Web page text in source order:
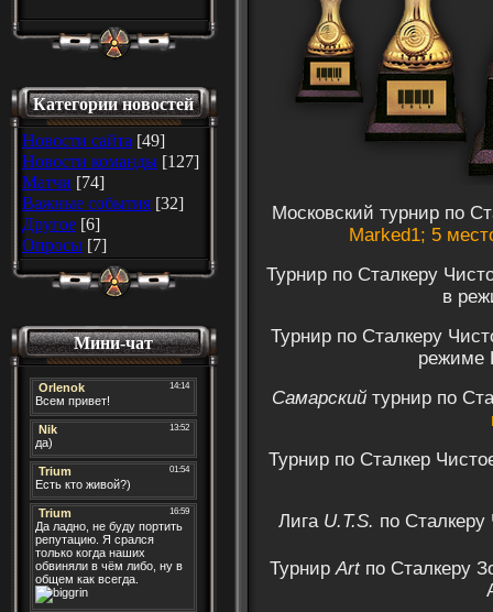
Категории новостей
Новости сайта [49]
Новости команды [127]
Матчи [74]
Важные события [32]
Другое [6]
Опросы [7]
Мини-чат
Московский турнир по
Marked1; 5
Турнир по Сталкеру
в
Турнир по Сталкеру
Самарскийтурнир по
Турнир по Сталкер
Лига U.T.S. по
ТурнирArtпо Сталкеру